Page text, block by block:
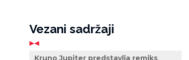
Vezani sadržaji
Kruno Jupiter predstavlja remiks